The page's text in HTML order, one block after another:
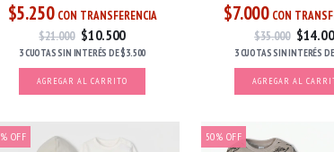
$5.250 CON TRANSFERENCIA
$21.000 $10.500
3 CUOTASSIN INTERÉS DE$3.500
AGREGAR AL CARRITO
$7.000 CON
$35.000
3 CUOTASSIN INTERÉS
AGREGAR AL
% OFF 50% OFF